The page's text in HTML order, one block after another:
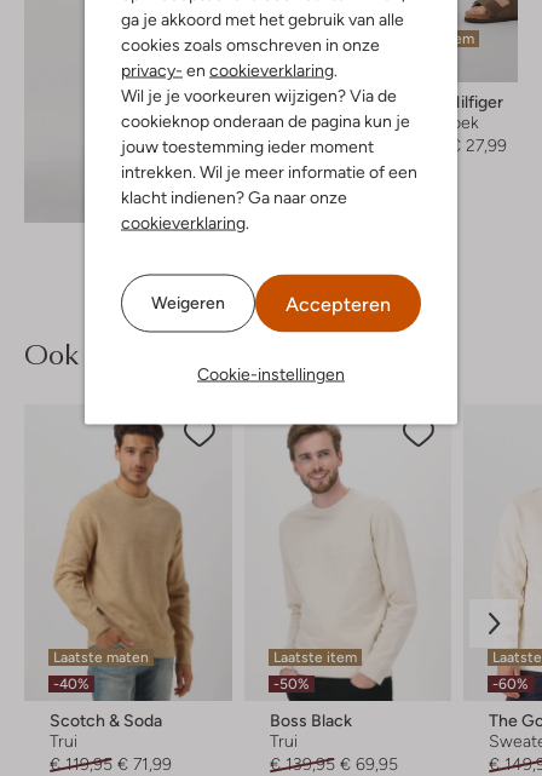
ga je akkoord met het gebruik van alle
cookies zoals omschreven in onze
privacy- en cookieverklaring
Wil je je voorkeuren wijzigen? Via de
cookieknop onderaan de pagina kun je
jouw toestemming ieder moment
intrekken. Wil je meer informatie of een
klacht indienen? Ga naar onze
cookieverklaring
Weigeren Accepteren
Cookie-instellingen
Ontdek de look
Laatste item
Tommy Hilfiger
Zwembroek
€ 27,99
Ook iets voor jou?
Laatste maten
-40%
Scotch & Soda
Trui
€ 119,95 € 71,99
Laatste item
-50%
Boss Black
Trui
€ 139,95 € 69,95
-60%
The
€